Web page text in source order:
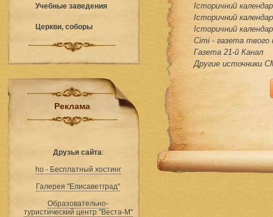
Учебные заведения
Церкви, соборы
Реклама
Друзья сайта:
ho - Бесплатный хостинг
Галерея "Елисаветград"
Образовательно-
туристический центр "Веста-М"
Історичний
Історичний
Історичний
Сіті - газета твого
Газета 21-й Канал
Другие источники